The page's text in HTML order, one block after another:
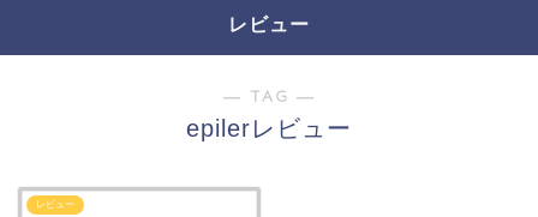
レビュー
― TAG ―
epilerレビュー
レビュー